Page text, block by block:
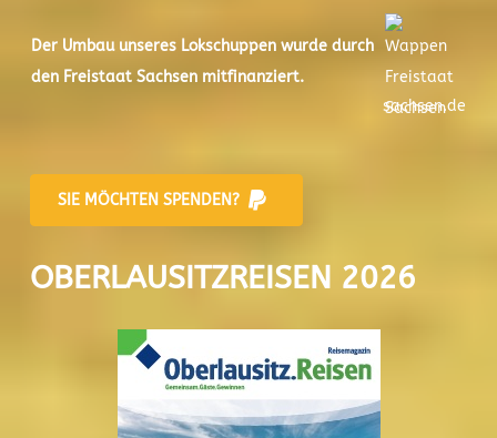
Der Umbau unseres Lokschuppen wurde durch
den Freistaat Sachsen mitfinanziert.
sachsen.de
SIE MÖCHTEN SPENDEN?
OBERLAUSITZREISEN 2026